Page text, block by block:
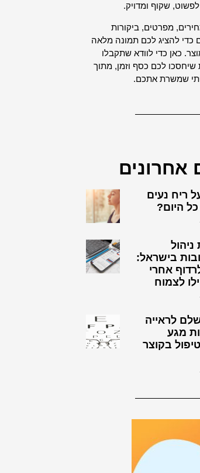
שקוף ומדויק.
מפרטים, ביקורות
כדי להציג לכם תמונה מלאה
כאן כדי לוודא שתקבלו
לכם כסף וזמן, מתוך
שמשרת אתכם.
אחרונים
ריח נעים
היום?
ניהול
בישראל:
אחרי
לצמוח
לראייה
מגע
בקוצר